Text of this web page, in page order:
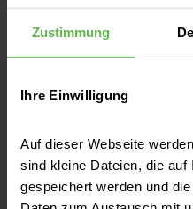
Zustimmung
Ihre Einwilligung
Auf dieser Webseite
sind kleine Dateien, die auf
gespeichert werden und
Arzt in Weiterbildung
Jan Claas